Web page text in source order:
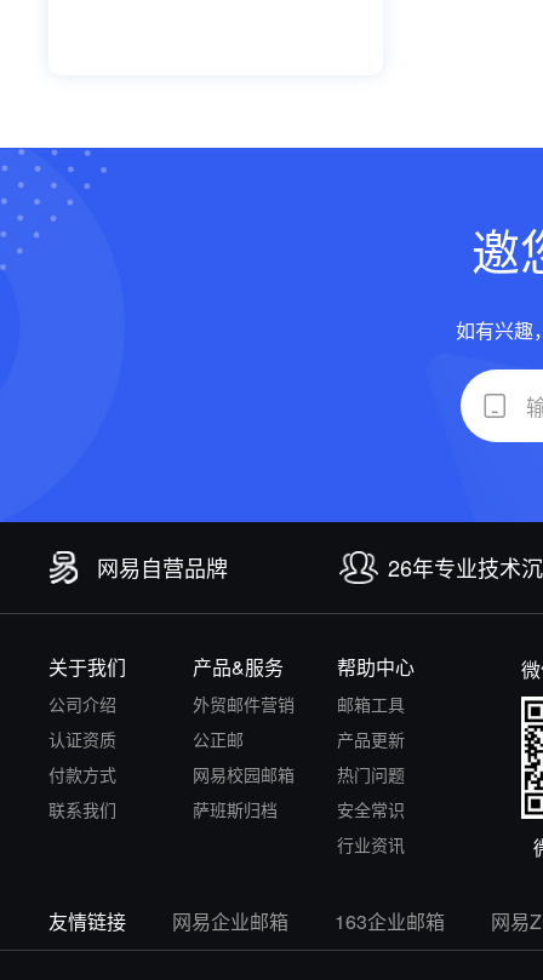
邀
如有兴趣
网易自营品牌 26年专业技术
关于我们
公司介绍
认证资质
付款方式
联系我们
产品&服务
外贸邮件营销
公正邮
网易校园邮箱
萨班斯归档
帮助中心
邮箱工具
产品更新
热门问题
安全常识
行业资讯
友情链接 网易企业邮箱 163企业邮箱 网易